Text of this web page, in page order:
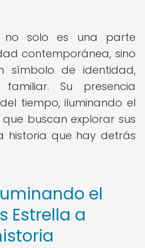
no solo es una parte
contemporánea, sino
símbolo de identidad,
Su presencia
tiempo, iluminando el
buscan explorar sus
historia que hay detrás
el
Estrella a